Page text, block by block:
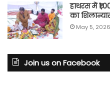
हाथरस में
का
May 5, 2026
Join us on Facebook